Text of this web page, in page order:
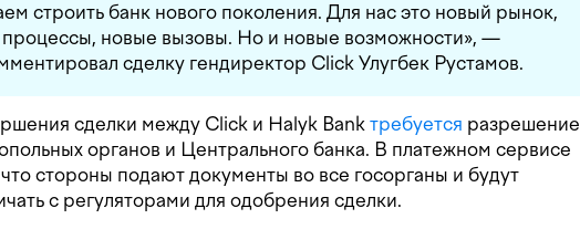
строить банк нового поколения. Для нас это новый рынок,
новые вызовы. Но и новые возможности», —
сделку гендиректор Click Улугбек Рустамов.
сделки между Click и Halyk Bank требуется разрешение
органов и Центрального банка. В платежном сервисе
стороны подают документы во все госорганы и будут
с регуляторами для одобрения сделки.